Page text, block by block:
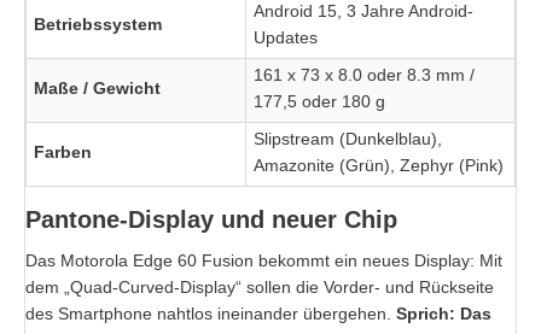
Betriebssystem
Android 15, 3 Jahre Android-
Updates
Maße / Gewicht
161 x 73 x 8.0 oder 8.3 mm /
177,5 oder 180 g
Farben
Slipstream (Dunkelblau),
Amazonite (Grün), Zephyr (Pink)
Pantone-Display und neuer Chip
Das Motorola Edge 60 Fusion bekommt ein neues Display: Mit
dem „Quad-Curved-Display“ sollen die Vorder- und Rückseite
des Smartphone nahtlos ineinander übergehen. Sprich: Das